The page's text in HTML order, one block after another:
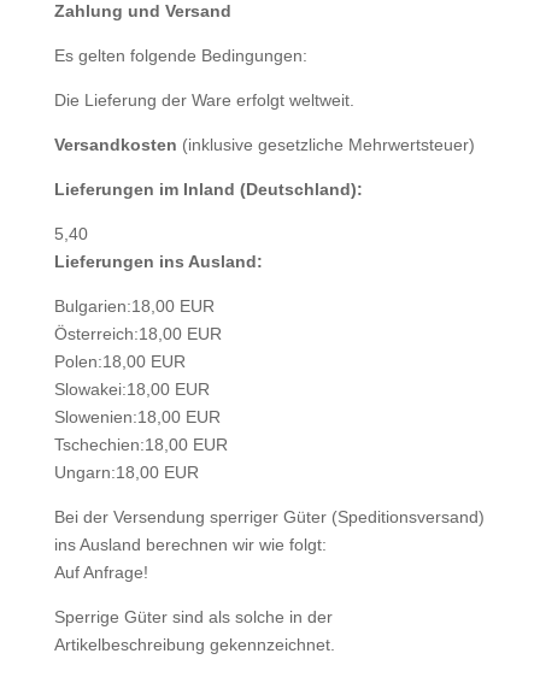
Zahlung und Versand
Es gelten folgende Bedingungen:
Die Lieferung der Ware erfolgt weltweit.
Versandkosten (inklusive gesetzliche Mehrwertsteuer)
Lieferungen im Inland (Deutschland):
5,40
Lieferungen ins Ausland:
Bulgarien:18,00 EUR
Österreich:18,00 EUR
Polen:18,00 EUR
Slowakei:18,00 EUR
Slowenien:18,00 EUR
Tschechien:18,00 EUR
Ungarn:18,00 EUR
Bei der Versendung sperriger Güter (Speditionsversand)
ins Ausland berechnen wir wie folgt:
Auf Anfrage!
Sperrige Güter sind als solche in der
Artikelbeschreibung gekennzeichnet.